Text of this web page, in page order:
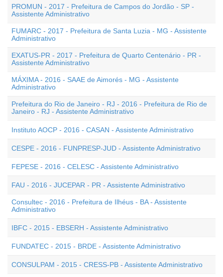
PROMUN - 2017 - Prefeitura de Campos do Jordão - SP -
Assistente Administrativo
FUMARC - 2017 - Prefeitura de Santa Luzia - MG - Assistente
Administrativo
EXATUS-PR - 2017 - Prefeitura de Quarto Centenário - PR -
Assistente Administrativo
MÁXIMA - 2016 - SAAE de Aimorés - MG - Assistente
Administrativo
Prefeitura do Rio de Janeiro - RJ - 2016 - Prefeitura de Rio de
Janeiro - RJ - Assistente Administrativo
Instituto AOCP - 2016 - CASAN - Assistente Administrativo
CESPE - 2016 - FUNPRESP-JUD - Assistente Administrativo
FEPESE - 2016 - CELESC - Assistente Administrativo
FAU - 2016 - JUCEPAR - PR - Assistente Administrativo
Consultec - 2016 - Prefeitura de Ilhéus - BA - Assistente
Administrativo
IBFC - 2015 - EBSERH - Assistente Administrativo
FUNDATEC - 2015 - BRDE - Assistente Administrativo
CONSULPAM - 2015 - CRESS-PB - Assistente Administrativo